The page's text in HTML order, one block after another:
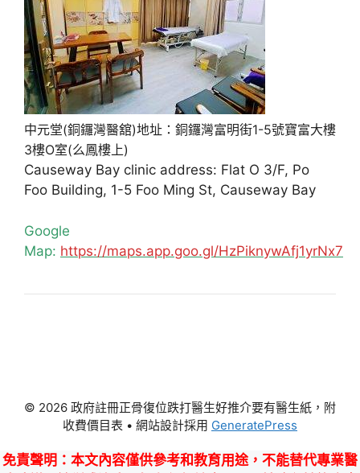
中元堂(銅鑼灣醫舘)地址：銅鑼灣富明街1-5號寶富大樓
3樓O室(么鳳樓上)
Causeway Bay clinic address: Flat O 3/F, Po
Foo Building, 1-5 Foo Ming St, Causeway Bay
Google
Map: https://maps.app.goo.gl/HzPiknywAfj1yrNx7
© 2026 政府註冊正骨復位跌打醫生好推介要有醫生紙，附
收費價目表 • 網站設計採用 GeneratePress
免責聲明 ：本文內容僅供參考和教育用途，不能替代專業醫